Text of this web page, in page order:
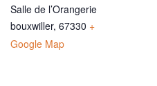
Salle de l’Orangerie
bouxwiller, 67330 +
Google Map